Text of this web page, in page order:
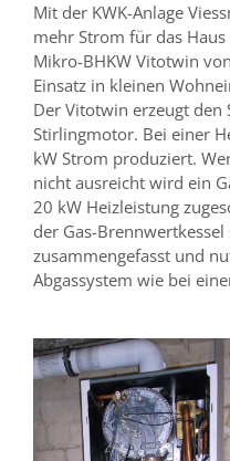
Mit der KWK-Anlage
mehr Strom für das
Mikro-BHKW Vitotwin
Einsatz in kleinen
Der Vitotwin erzeugt den
Stirlingmotor. Bei einer
kW Strom produziert.
nicht ausreicht wird ein
20 kW Heizleistung
der Gas-
zusammengefasst und
Abgassystem wie bei